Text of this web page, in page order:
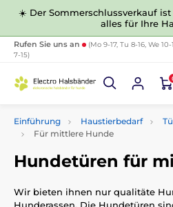
☀️ Der Sommerschlussverkauf ist
alles für Ihre
Rufen Sie uns an
(Mo 9-17, Tu 8-16, We
7-15)
Einführung Haustierbedarf
Für mittlere Hunde
Hundetüren für
Wir bieten ihnen nur qualitäte